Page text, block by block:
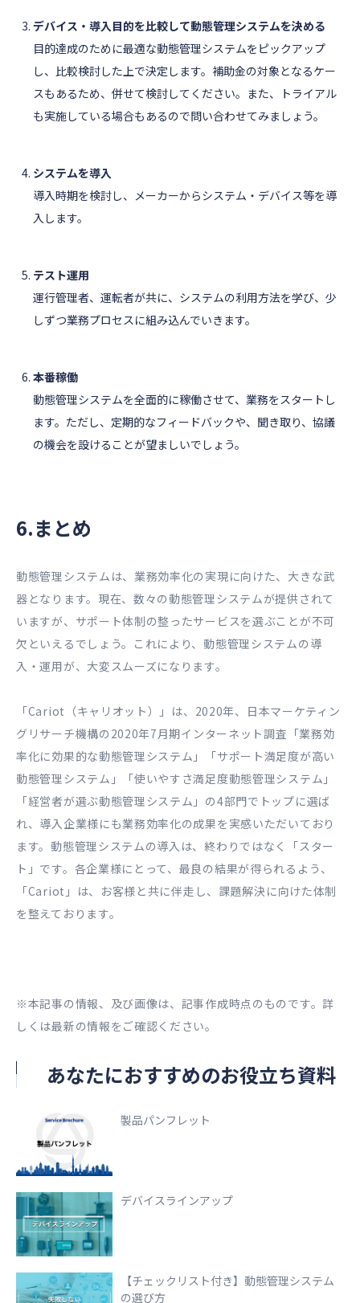
デバイス・導入目的を比較して動態管理システムを決める
目的達成のために最適な動態管理システムをピックアップ
し、比較検討した上で決定します。補助金の対象となるケー
スもあるため、併せて検討してください。また、トライアル
も実施している場合もあるので問い合わせてみましょう。
システムを導入
導入時期を検討し、メーカーからシステム・デバイス等を導
入します。
テスト運用
運行管理者、運転者が共に、システムの利用方法を学び、少
しずつ業務プロセスに組み込んでいきます。
本番稼働
動態管理システムを全面的に稼働させて、業務をスタートし
ます。ただし、定期的なフィードバックや、聞き取り、協議
の機会を設けることが望ましいでしょう。
6.まとめ
動態管理システムは、業務効率化の実現に向けた、大きな武
器となります。現在、数々の動態管理システムが提供されて
いますが、サポート体制の整ったサービスを選ぶことが不可
欠といえるでしょう。これにより、動態管理システムの導
入・運用が、大変スムーズになります。
「Cariot（キャリオット）」は、2020年、日本マーケティン
グリサーチ機構の2020年7月期インターネット調査「業務効
率化に効果的な動態管理システム」「サポート満足度が高い
動態管理システム」「使いやすさ満足度動態管理システム」
「経営者が選ぶ動態管理システム」の4部門でトップに選ば
れ、導入企業様にも業務効率化の成果を実感いただいており
ます。動態管理システムの導入は、終わりではなく「スター
ト」です。各企業様にとって、最良の結果が得られるよう、
「Cariot」は、お客様と共に伴走し、課題解決に向けた体制
を整えております。
※本記事の情報、及び画像は、記事作成時点のものです。詳
しくは最新の情報をご確認ください。
あなたにおすすめのお役立ち資料
製品パンフレット
デバイスラインアップ
【チェックリスト付き】動態管理システム
の選び方